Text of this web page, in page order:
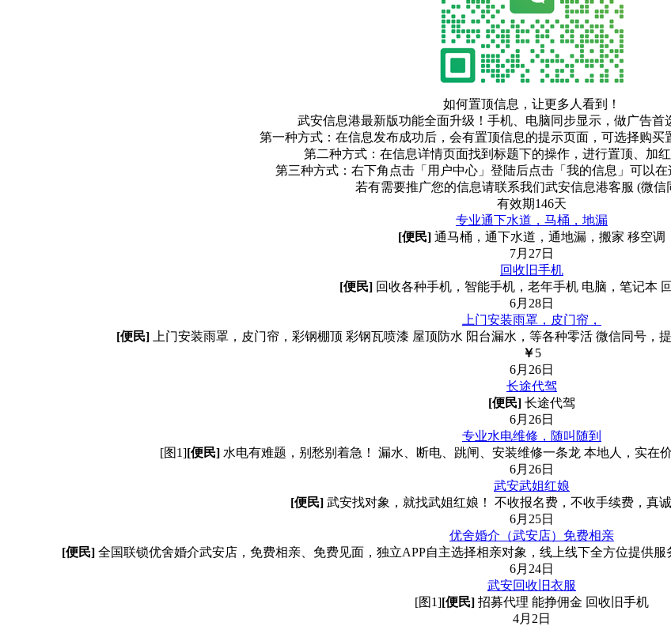
如何置顶信息，让更多人看到！
武安信息港最新版功能全面升级！手机、电脑同步显示，做广告首
第一种方式：在信息发布成功后，会有置顶信息的提示页面，可选择购买
第二种方式：在信息详情页面找到标题下的操作，进行置顶、加红
第三种方式：右下角点击「用户中心」登陆后点击「我的信息」可以在
若有需要推广您的信息请联系我们武安信息港客服 (微信
有效期146天
专业通下水道，马桶，地漏
[便民] 通马桶，通下水道，通地漏，搬家 移空调
7月27日
回收旧手机
[便民] 回收各种手机，智能手机，老年手机 电脑，笔记本
6月28日
上门安装雨罩，皮门帘，
[便民] 上门安装雨罩，皮门帘，彩钢棚顶 彩钢瓦喷漆 屋顶防水 阳台漏水，等各种零活 微信同号，
￥5
6月26日
长途代驾
[便民] 长途代驾
6月26日
专业水电维修，随叫随到
[图1][便民] 水电有难题，别愁别着急！ 漏水、断电、跳闸、安装维修一条龙 本地人，实在
6月26日
武安武姐红娘
[便民] 武安找对象，就找武姐红娘！ 不收报名费，不收手续费，真
6月25日
优舍婚介（武安店）免费相亲
[便民] 全国联锁优舍婚介武安店，免费相亲、免费见面，独立APP自主选择相亲对象，线上线下全方位提供
6月24日
武安回收旧衣服
[图1][便民] 招募代理 能挣佣金 回收旧手机
4月2日